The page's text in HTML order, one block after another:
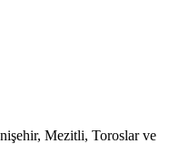
Mezitli, Toroslar ve